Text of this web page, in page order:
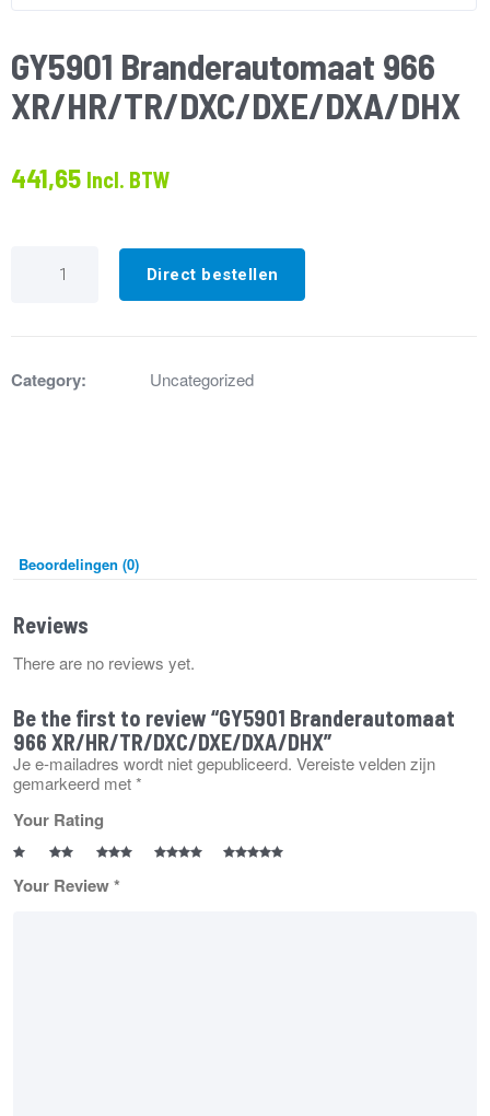
GY5901 Branderautomaat 966
XR/HR/TR/DXC/DXE/DXA/DHX
441,65 Incl. BTW
Branderautomaat
Direct bestellen
Category: Uncategorized
Beoordelingen (0)
Reviews
There are no reviews yet.
Be the first to review “GY5901 Branderautomaat
966 XR/HR/TR/DXC/DXE/DXA/DHX”
Je e-mailadres wordt niet gepubliceerd. Vereiste velden zijn
gemarkeerd met*
Your Rating
Your Review*